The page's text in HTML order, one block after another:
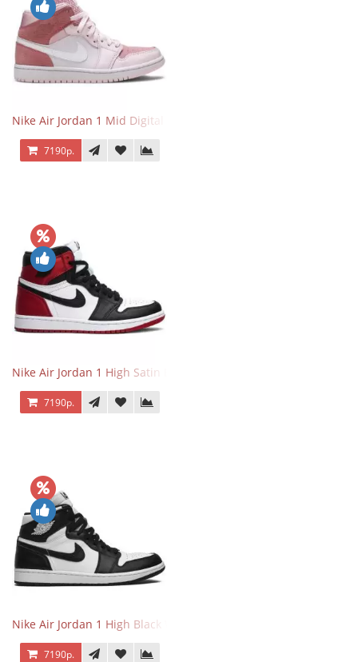
Nike Air Jordan 1 Mid Digital Pink
7190р.
Nike Air Jordan 1 High Satin Black Toe
7190р.
Nike Air Jordan 1 High Black White
7190р.